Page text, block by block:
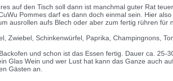
auf den Tisch soll dann ist manchmal guter Rat
Pommes darf es dann doch einmal sein. Hier
ausrollen aufs Blech oder aber zum fertig rühren
Zwiebel, Schinkenwürfel, Paprika, Champingnons,
und schon ist das Essen fertig. Dauer ca. 25-
Glas Wein und wer Lust hat kann das Ganze auch
Gästen an.